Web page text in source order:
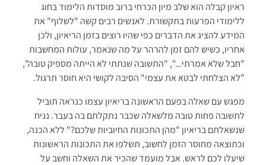
ראיון קבלה הוא שלב מיון הכרחי ברוב מוסדות הלימוד בחוג
ללימודי הפרעות בתקשורת. לאנשים רבים קשה "לשלוף" את
המידע להציג את הדברים כפי שהיו רוצים בזמן הריאיון, ולכן
אחריו, כשיש להם זמן להרהר על מה שנאמר, עולות המחשבות
"חבל שלא אמרתי...", "התשובה שנתתי לא הייתה מספיק טובה",
"לא הצלחתי לבטא את עצמי" הסיבה לקושי היא חוסר תרגול.
מפגש עם שאלה בפעם הראשונה בריאיון עצמו כנראה תוביל
לתשובה פחות טובה מלשאלה שכבר נתקלתם בה בעבר. נניח
שנשאלתם בריאיון "מהן התכונות החיוביות שלכם?" ללא הכנה,
וכתוצאה מחוסר הזמן לחשוב, תשלפו את התכונות הראשונות
שיעלו לכם לראש. אבל מועמד שהכיר את השאלה וחשב על